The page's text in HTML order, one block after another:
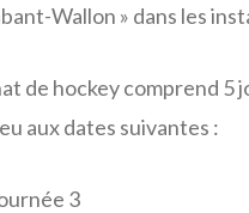
Wallon » dans les
de hockey comprend
aux dates suivantes :
3